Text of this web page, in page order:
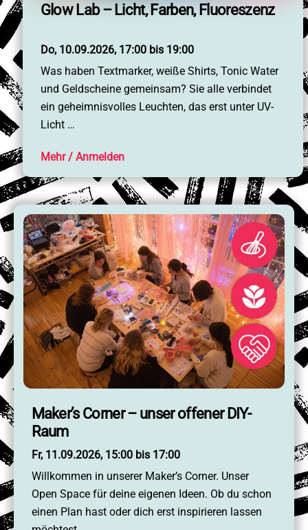
Glow Lab – Licht, Farben, Fluoreszenz
Do, 10.09.2026, 17:00 bis 19:00
Was haben Textmarker, weiße Shirts, Tonic Water
und Geldscheine gemeinsam? Sie alle verbindet
ein geheimnisvolles Leuchten, das erst unter UV-
Licht …
Mehr
Maker’s Corner – unser offener DIY-
Raum
Fr, 11.09.2026, 15:00 bis 17:00
Willkommen in unserer Maker’s Corner. Unser
Open Space für deine eigenen Ideen. Ob du schon
einen Plan hast oder dich erst inspirieren lassen